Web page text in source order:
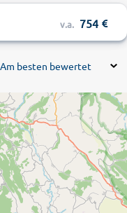
v.a. 754
Am besten bewertet